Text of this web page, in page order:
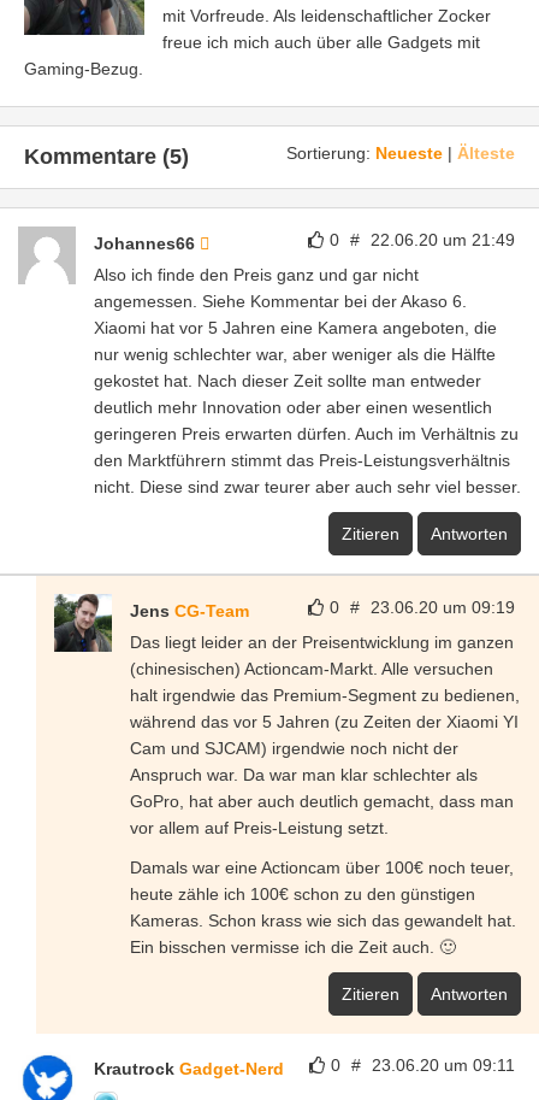
mit Vorfreude. Als leidenschaftlicher Zocker
freue ich mich auch über alle Gadgets mit
Gaming-Bezug.
Sortierung: Neueste | Älteste
Kommentare (5)
0 # 22.06.20 um 21:49
Johannes66
Also ich finde den Preis ganz und gar nicht
angemessen. Siehe Kommentar bei der Akaso 6.
Xiaomi hat vor 5 Jahren eine Kamera angeboten, die
nur wenig schlechter war, aber weniger als die Hälfte
gekostet hat. Nach dieser Zeit sollte man entweder
deutlich mehr Innovation oder aber einen wesentlich
geringeren Preis erwarten dürfen. Auch im Verhältnis zu
den Marktführern stimmt das Preis-Leistungsverhältnis
nicht. Diese sind zwar teurer aber auch sehr viel besser.
Zitieren Antworten
0 # 23.06.20 um 09:19
Jens CG-Team
Das liegt leider an der Preisentwicklung im ganzen
(chinesischen) Actioncam-Markt. Alle versuchen
halt irgendwie das Premium-Segment zu bedienen,
während das vor 5 Jahren (zu Zeiten der Xiaomi YI
Cam und SJCAM) irgendwie noch nicht der
Anspruch war. Da war man klar schlechter als
GoPro, hat aber auch deutlich gemacht, dass man
vor allem auf Preis-Leistung setzt.
Damals war eine Actioncam über 100€ noch teuer,
heute zähle ich 100€ schon zu den günstigen
Kameras. Schon krass wie sich das gewandelt hat.
Ein bisschen vermisse ich die Zeit auch. 🙂
Zitieren Antworten
0 # 23.06.20 um 09:11
Krautrock Gadget-Nerd